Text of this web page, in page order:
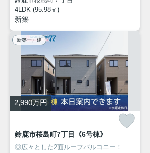
4LDK (95.98㎡)
新築
新築一戸建
2,990万円
鈴鹿市桜島町7丁目《6号棟》
◎広々とした2面ルーフバルコニー！